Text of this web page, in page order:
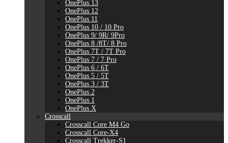
OnePlus 13
OnePlus 12
OnePlus 11
OnePlus 10 / 10 Pro
OnePlus 9/ 9R/ 9Pro
OnePlus 8 /8T/ 8 Pro
OnePlus 7T / 7T Pro
OnePlus 7 / 7 Pro
OnePlus 6 / 6T
OnePlus 5 / 5T
OnePlus 3 / 3T
OnePlus 2
OnePlus 1
OnePlus X
Crosscall
Crosscall Core M4 Go
Crosscall Core-X4
Crosscall Trekker-S1